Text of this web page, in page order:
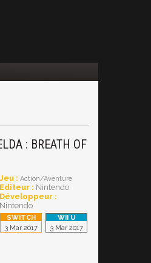
: BREATH OF
Jeu : Action/Aventure
Editeur : Nintendo
Développeur :
Nintendo
3 Mar 2017 3 Mar 2017